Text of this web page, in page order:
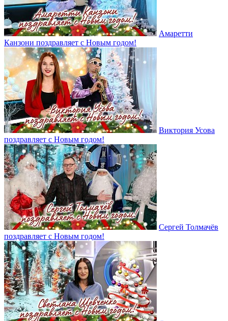
Амаретти
Канзони поздравляет с Новым годом!
Виктория Усова
поздравляет с Новым годом!
Сергей Толмачёв
поздравляет с Новым годом!